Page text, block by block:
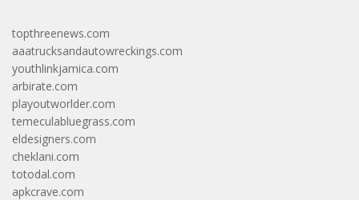
topthreenews.com
aaatrucksandautowreckings.com
youthlinkjamica.com
arbirate.com
playoutworlder.com
temeculabluegrass.com
eldesigners.com
cheklani.com
totodal.com
apkcrave.com